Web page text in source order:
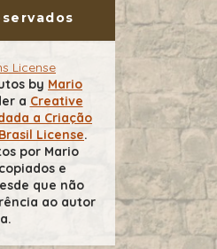
by Mario
a Creative
a Criação
License.
por Mario
e
que não
ao autor